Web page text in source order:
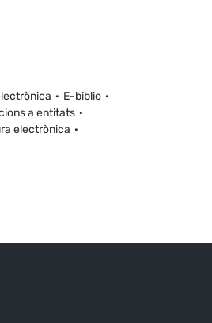
E-biblio
a entitats
electrònica